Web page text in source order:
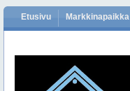
Etusivu Markkinapaikka